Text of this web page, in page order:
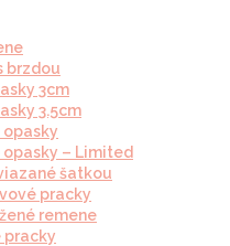
brzdou
3cm
3.5cm
opasky
– Limited
šatkou
pracky
remene
pracky